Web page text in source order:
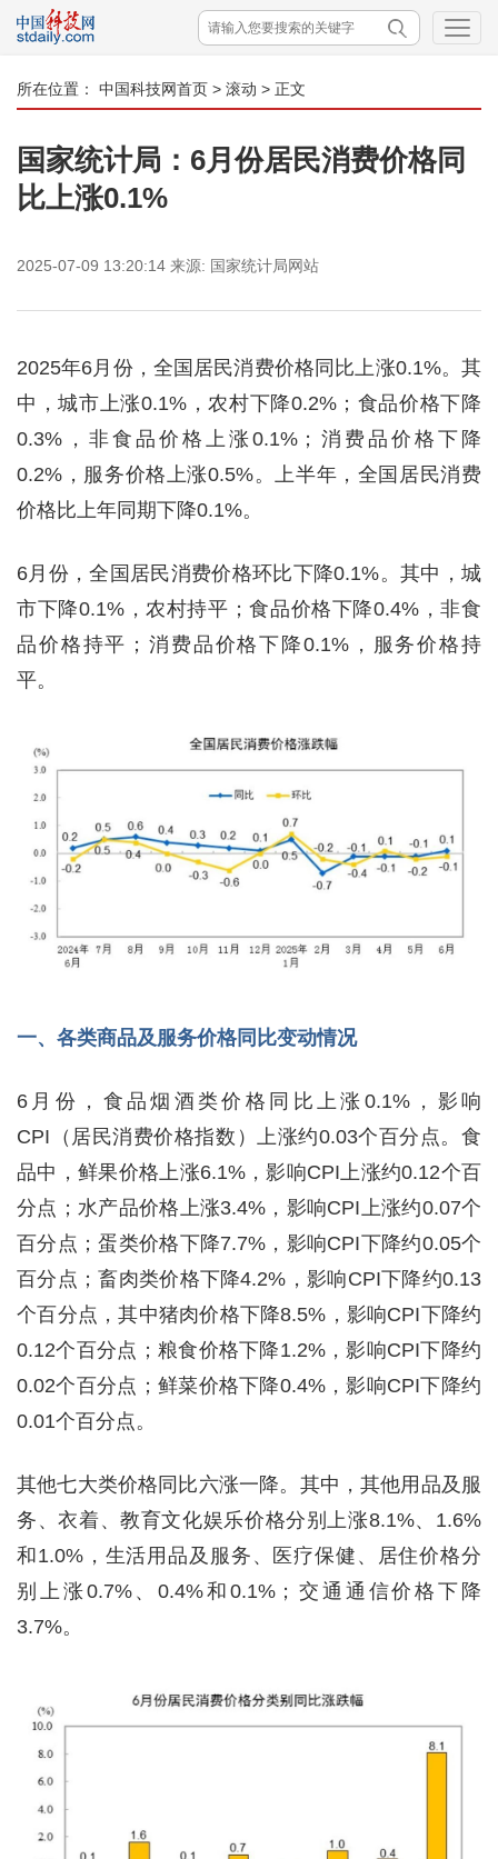
所在位置： 中国科技网首页 > 滚动 > 正文
国家统计局：6月份居民消费价格同
比上涨0.1%
2025-07-09 13:20:14 来源: 国家统计局网站
2025年6月份，全国居民消费价格同比上涨0.1%。其
中，城市上涨0.1%，农村下降0.2%；食品价格下降
0.3%，非食品价格上涨0.1%；消费品价格下降
0.2%，服务价格上涨0.5%。上半年，全国居民消费
价格比上年同期下降0.1%。
6月份，全国居民消费价格环比下降0.1%。其中，城
市下降0.1%，农村持平；食品价格下降0.4%，非食
品价格持平；消费品价格下降0.1%，服务价格持
平。
一、各类商品及服务价格同比变动情况
6月份，食品烟酒类价格同比上涨0.1%，影响
CPI（居民消费价格指数）上涨约0.03个百分点。食
品中，鲜果价格上涨6.1%，影响CPI上涨约0.12个百
分点；水产品价格上涨3.4%，影响CPI上涨约0.07个
百分点；蛋类价格下降7.7%，影响CPI下降约0.05个
百分点；畜肉类价格下降4.2%，影响CPI下降约0.13
个百分点，其中猪肉价格下降8.5%，影响CPI下降约
0.12个百分点；粮食价格下降1.2%，影响CPI下降约
0.02个百分点；鲜菜价格下降0.4%，影响CPI下降约
0.01个百分点。
其他七大类价格同比六涨一降。其中，其他用品及服
务、衣着、教育文化娱乐价格分别上涨8.1%、1.6%
和1.0%，生活用品及服务、医疗保健、居住价格分
别上涨0.7%、0.4%和0.1%；交通通信价格下降
3.7%。